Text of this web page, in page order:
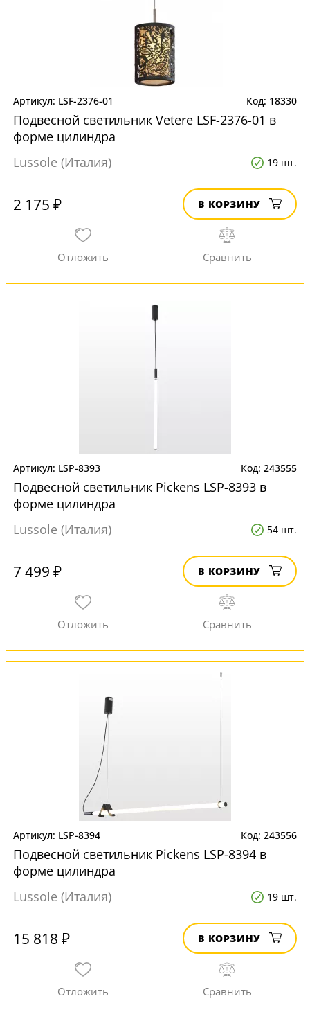
LSF-2376-01 18330
Подвесной светильник Vetere LSF-2376-01 в
форме цилиндра
Lussole (Италия)
19 шт.
2 175 ₽ В КОРЗИНУ
LSP-8393 243555
Подвесной светильник Pickens LSP-8393 в
форме цилиндра
Lussole (Италия)
54 шт.
7 499 ₽ В КОРЗИНУ
LSP-8394 243556
Подвесной светильник Pickens LSP-8394 в
форме цилиндра
Lussole (Италия)
19 шт.
15 818 ₽ В КОРЗИНУ